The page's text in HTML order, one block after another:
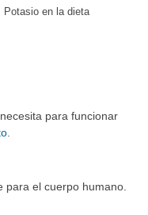
Potasio en la dieta
para funcionar
para el cuerpo humano.